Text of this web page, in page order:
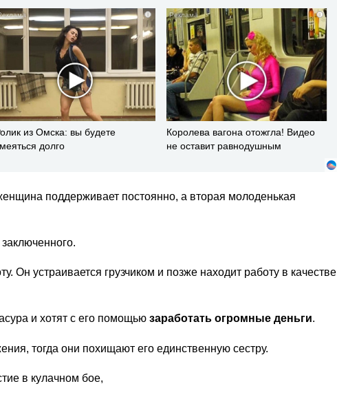
i
из Омска: вы будете
долго
i
Королева вагона отожгла! Видео
не оставит равнодушным
поддерживает постоянно, а вторая молоденькая
Он устраивается грузчиком и позже находит работу в качестве
и хотят с его помощью заработать огромные деньги.
тогда они похищают его единственную сестру.
в кулачном бое,